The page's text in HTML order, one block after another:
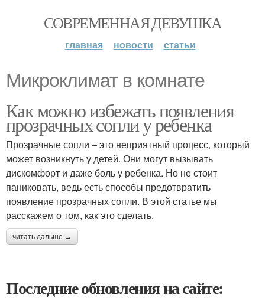
СОВРЕМЕННАЯ ДЕВУШКА
главная новости статьи
Микроклимат в комнате
Как можно избежать появления
прозрачных сопли у ребенка
Прозрачные сопли – это неприятный процесс, который
может возникнуть у детей. Они могут вызывать
дискомфорт и даже боль у ребенка. Но не стоит
паниковать, ведь есть способы предотвратить
появление прозрачных сопли. В этой статье мы
расскажем о том, как это сделать.
читать дальше →
Последние обновления на сайте: